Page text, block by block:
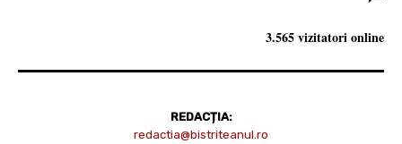
3.565 vizitatori online
REDACȚIA:
redactia@bistriteanul.ro